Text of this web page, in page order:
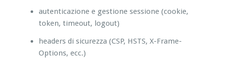
autenticazione e gestione sessione (cookie,
token, timeout, logout)
headers di sicurezza (CSP, HSTS, X-Frame-
Options, ecc.)